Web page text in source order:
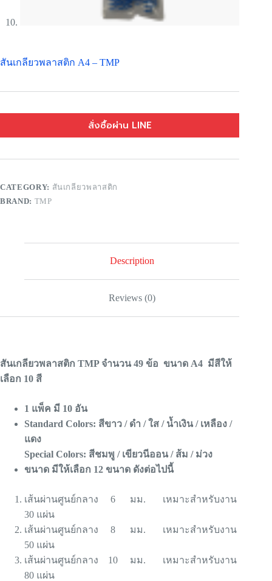
สันเกลียวพลาสติก A4 – TMP
สั่งซื้อผ่าน LINE
CATEGORY: สันเกลียวพลาสติก
BRAND: TMP
Description
Reviews (0)
สันเกลียวพลาสติก TMP จำนวน 49 ข้อ ขนาด A4 มีสีให้
เลือก 10 สี
1 แพ็ค มี 10 อัน
Standard Colors: สีขาว / ดำ / ใส / น้ำเงิน / เหลือง /
แดง
Special Colors: สีชมพู / เขียวนีออน / ส้ม / ม่วง
ขนาด มีให้เลือก 12 ขนาด ดังต่อไปนี้
เส้นผ่านศูนย์กลาง 6 มม. เหมาะสำหรับงาน
30 แผ่น
เส้นผ่านศูนย์กลาง 8 มม. เหมาะสำหรับงาน
50 แผ่น
เส้นผ่านศูนย์กลาง 10 มม. เหมาะสำหรับงาน
80 แผ่น